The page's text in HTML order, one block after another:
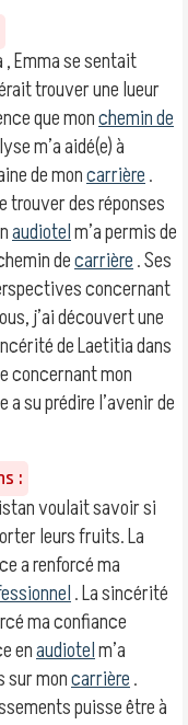
Emma se sentait
trouver une lueur
que monchemin de
m’a aidé(e) à
de moncarrière.
trouver des réponses
audiotelm’a permis de
decarrière. Ses
concernant
j’ai découvert une
de Laetitia dans
concernant mon
a su prédire l’avenir de
:
voulait savoir si
leurs fruits. La
a renforcé ma
. La sincérité
ma confiance
enaudiotelm’a
sur moncarrière.
puisse être à